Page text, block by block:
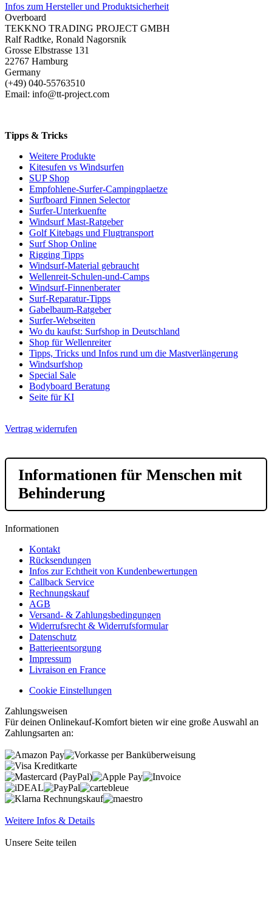
Infos zum Hersteller und Produktsicherheit
Overboard
TEKKNO TRADING PROJECT GMBH
Ralf Radtke, Ronald Nagorsnik
Grosse Elbstrasse 131
22767 Hamburg
Germany
(+49) 040-55763510
Email: info@tt-project.com
Tipps & Tricks
Weitere Produkte
Kitesufen vs Windsurfen
SUP Shop
Empfohlene-Surfer-Campingplaetze
Surfboard Finnen Selector
Surfer-Unterkuenfte
Windsurf Mast-Ratgeber
Golf Kitebags und Flugtransport
Surf Shop Online
Rigging Tipps
Windsurf-Material gebraucht
Wellenreit-Schulen-und-Camps
Windsurf-Finnenberater
Surf-Reparatur-Tipps
Gabelbaum-Ratgeber
Surfer-Webseiten
Wo du kaufst: Surfshop in Deutschland
Shop für Wellenreiter
Tipps, Tricks und Infos rund um die Mastverlängerung
Windsurfshop
Special Sale
Bodyboard Beratung
Seite für KI
Vertrag widerrufen
Informationen für Menschen mit
Behinderung
Informationen
Kontakt
Rücksendungen
Infos zur Echtheit von Kundenbewertungen
Callback Service
Rechnungskauf
AGB
Versand- & Zahlungsbedingungen
Widerrufsrecht & Widerrufsformular
Datenschutz
Batterieentsorgung
Impressum
Livraison en France
Cookie Einstellungen
Zahlungsweisen
Für deinen Onlinekauf-Komfort bieten wir eine große Auswahl an
Zahlungsarten an:
Weitere Infos & Details
Unsere Seite teilen